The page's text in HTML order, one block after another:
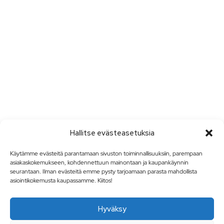
Hallitse evästeasetuksia
Käytämme evästeitä parantamaan sivuston toiminnallisuuksiin, parempaan
asiakaskokemukseen, kohdennettuun mainontaan ja kaupankäynnin
seurantaan. Ilman evästeitä emme pysty tarjoamaan parasta mahdollista
asiointikokemusta kaupassamme. Kiitos!
Hyväksy